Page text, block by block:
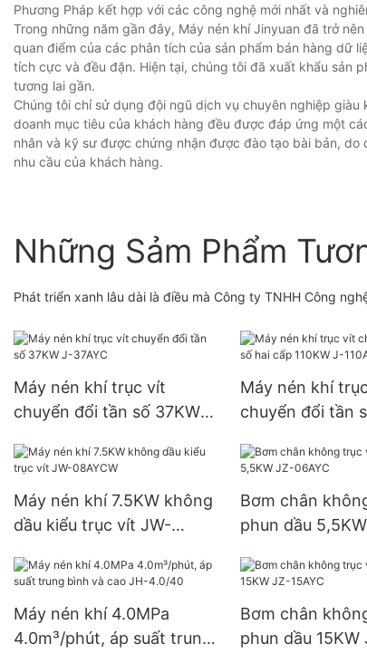
Phương Pháp kết hợp với các công nghệ mới nhất và
Trong những năm gần đây, Máy nén khí Jinyuan đã trở
quan điểm của các phân tích của sản phẩm bán hàng dữ
tích cực và đều đặn. Hiện tại, chúng tôi đã xuất khẩu sản
tương lai gần.
Chúng tôi chỉ sử dụng đội ngũ dịch vụ chuyên nghiệp
doanh mục tiêu của khách hàng đều được đáp ứng một
nhân và kỹ sư được chứng nhận được đào tạo bài bản,
nhu cầu của khách hàng.
Những Sảm Phẩm
Phát triển xanh lâu dài là điều mà Công ty TNHH Công
Máy nén khí trục vít
chuyển đổi tần số 37KW
Máy nén khí
chuyển đổi tần
Máy nén khí 7.5KW không
dầu kiểu trục vít JW-
Bơm chân
phun dầu
Máy nén khí 4.0MPa
4.0m³/phút, áp suất trung
Bơm chân
phun dầu 15KW